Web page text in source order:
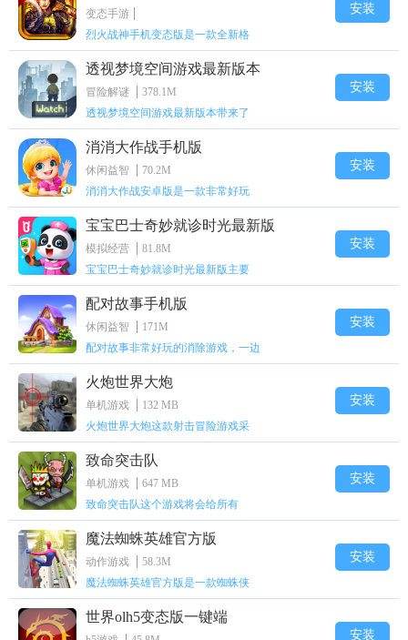
变态手游
烈火战神手机变态版是一款全新格
安装
透视梦境空间游戏最新版本
冒险解谜
378.1M
透视梦境空间游戏最新版本带来了
安装
消消大作战手机版
休闲益智
70.2M
消消大作战安卓版是一款非常好玩
安装
宝宝巴士奇妙就诊时光最新版
模拟经营
81.8M
宝宝巴士奇妙就诊时光最新版主要
安装
配对故事手机版
休闲益智
171M
配对故事非常好玩的消除游戏，一边
安装
火炮世界大炮
单机游戏
132 MB
火炮世界大炮这款射击冒险游戏采
安装
致命突击队
单机游戏
647 MB
​致命突击队这个游戏将会给所有
安装
魔法蜘蛛英雄官方版
动作游戏
58.3M
魔法蜘蛛英雄官方版是一款蜘蛛侠
安装
世界olh5变态版一键端
安装